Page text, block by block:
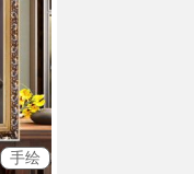
手绘